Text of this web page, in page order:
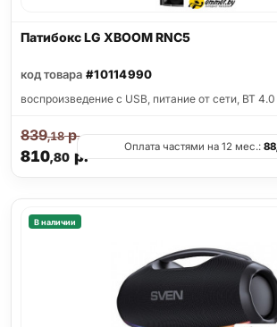
Патибокс LG XBOOM RNC5
код товара #10114990
воспроизведение с USB, питание от сети, BT 4.0
810,80р.
839,18р.
Оплата частями на 12 мес.: 88
В наличии